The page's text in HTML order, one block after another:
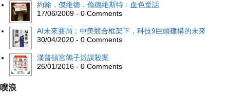
約翰．傑維德．倫德維斯特：血色童話
17/06/2009 - 0 Comments
AI未來賽局：中美競合框架下，科技9巨頭建構的未來
30/04/2020 - 0 Comments
漢普頓宮鴿子派謀殺案
26/01/2016 - 0 Comments
噗浪